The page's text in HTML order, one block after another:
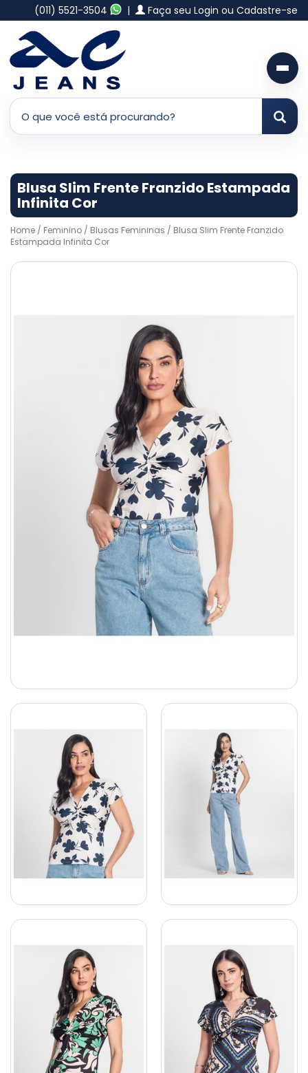
(011) 5521-3504 | Faça seu Login ou Cadastre-se
Blusa Slim Frente Franzido Estampada
Infinita Cor
Home / Feminino / Blusas Femininas / Blusa Slim Frente Franzido
Estampada Infinita Cor